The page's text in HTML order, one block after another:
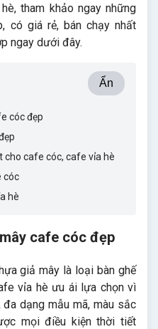
tham khảo ngay những
có giá rẻ, bán chạy nhất
ngay dưới đây.
Ẩn
cóc đẹp
cho cafe cóc, cafe vỉa hè
cóc
hè
cafe cóc đẹp
giả mây là loại bàn ghế
vỉa hè ưu ái lựa chọn vì
dạng mẫu mã, màu sắc
mọi điều kiện thời tiết